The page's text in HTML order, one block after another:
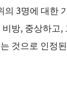
의 3명에 대한
방, 중상하고,
것으로 인정